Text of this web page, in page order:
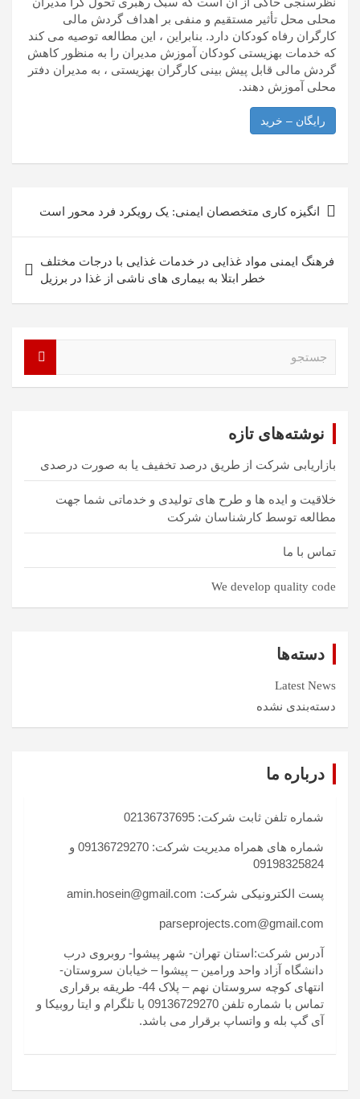
محلی محل تأثیر مستقیم و منفی بر اهداف گردش مالی
کارگران رفاه کودکان دارد. بنابراین ، این مطالعه توصیه می کند
که خدمات بهزیستی کودکان آموزش مدیران را به منظور کاهش
گردش مالی قابل پیش بینی کارگران بهزیستی ، به مدیران دفتر
محلی آموزش دهند.
رایگان – خرید
راهبری
نوشته
انگیزه کاری متخصصان ایمنی: یک رویکرد فرد محور است
فرهنگ ایمنی مواد غذایی در خدمات غذایی با درجات مختلف
خطر ابتلا به بیماری های ناشی از غذا در برزیل
نوشته‌های تازه
بازاریابی شرکت از طریق درصد تخفیف یا به صورت درصدی
خلاقیت و ایده ها و طرح های تولیدی و خدماتی شما جهت
مطالعه توسط کارشناسان شرکت
تماس با ما
We develop quality code
دسته‌ها
Latest News
دسته‌بندی نشده
درباره ما
شماره تلفن ثابت شرکت: 02136737695
شماره های همراه مدیریت شرکت: 09136729270 و
09198325824
پست الکترونیکی شرکت: amin.hosein@gmail.com
parseprojects.com@gmail.com
آدرس شرکت:استان تهران- شهر پیشوا- روبروی درب
دانشگاه آزاد واحد ورامین – پیشوا – خیابان سروستان-
انتهای کوچه سروستان نهم – پلاک 44- طریقه برقراری
تماس با شماره تلفن 09136729270 با تلگرام و ایتا روبیکا و
آی گپ بله و واتساپ برقرار می باشد.